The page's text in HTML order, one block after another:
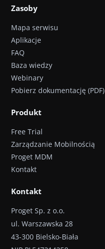
Zasoby
Mapa serwisu
Aplikacje
FAQ
Baza wiedzy
Webinary
Pobierz dokumentację (PDF)
Produkt
Free Trial
Zarządzanie Mobilnością
Proget MDM
Kontakt
Kontakt
Proget Sp. z o.o.
ul. Warszawska 28
43-300 Bielsko-Biała